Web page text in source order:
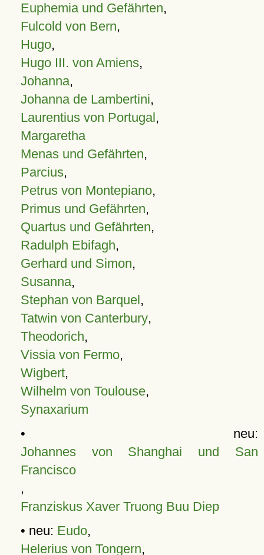
Euphemia und Gefährten,
Fulcold von Bern,
Hugo,
Hugo III. von Amiens,
Johanna,
Johanna de Lambertini,
Laurentius von Portugal,
Margaretha
Menas und Gefährten,
Parcius,
Petrus von Montepiano,
Primus und Gefährten,
Quartus und Gefährten,
Radulph Ebifagh,
Gerhard und Simon,
Susanna,
Stephan von Barquel,
Tatwin von Canterbury,
Theodorich,
Vissia von Fermo,
Wigbert,
Wilhelm von Toulouse,
Synaxarium
• neu:
Johannes von Shanghai und San
Francisco
,
Franziskus Xaver Truong Buu Diep
• neu: Eudo,
Helerius von Tongern,